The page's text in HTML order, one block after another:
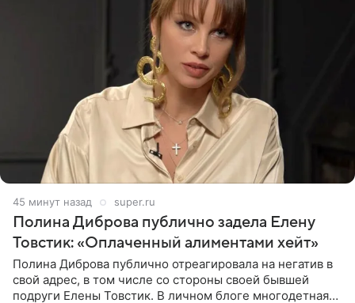
45 минут назад super.ru
Полина Диброва публично задела Елену
Товстик: «Оплаченный алиментами хейт»
Полина Диброва публично отреагировала на негатив в
свой адрес, в том числе со стороны своей бывшей
подруги Елены Товстик. В личном блоге многодетная